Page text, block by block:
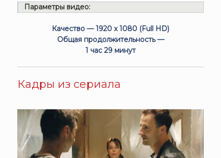
Параметры видео:
Качество — 1920 x 1080 (Full HD)
Общая продолжительность —
1 час 29 минут
Кадры из сериала